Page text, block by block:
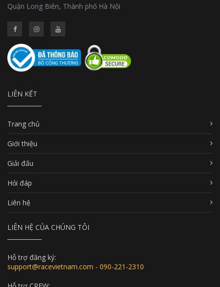
Quận Long Biên, Thành phố Hà Nội
LIÊN KẾT
Trang chủ
Giới thiệu
Giải đấu
Hỏi đáp
Liên hệ
LIÊN HỆ CỦA CHÚNG TÔI
Hỗ trợ đăng ký:
support@racevietnam.com - 090-221-2310